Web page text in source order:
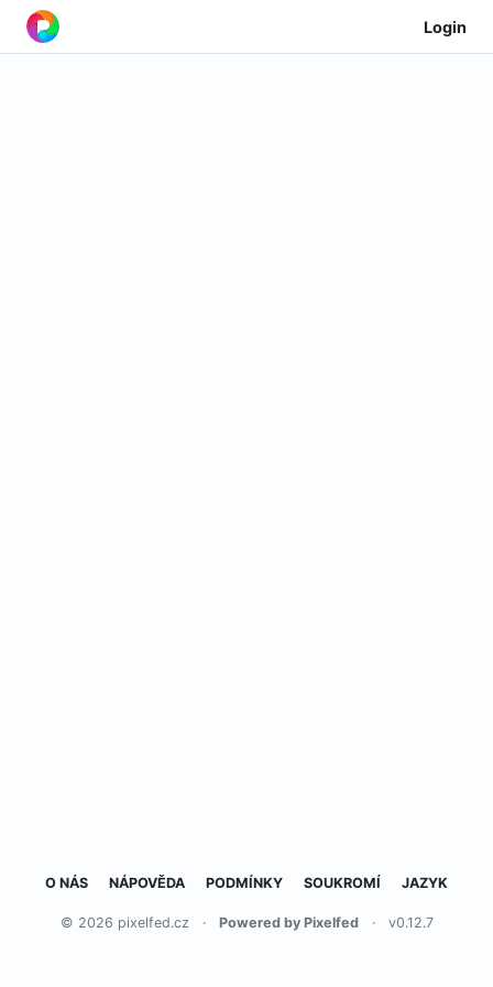
Login
O NÁS NÁPOVĚDA PODMÍNKY SOUKROMÍ JAZYK
© 2026 pixelfed.cz · Powered by Pixelfed · v0.12.7